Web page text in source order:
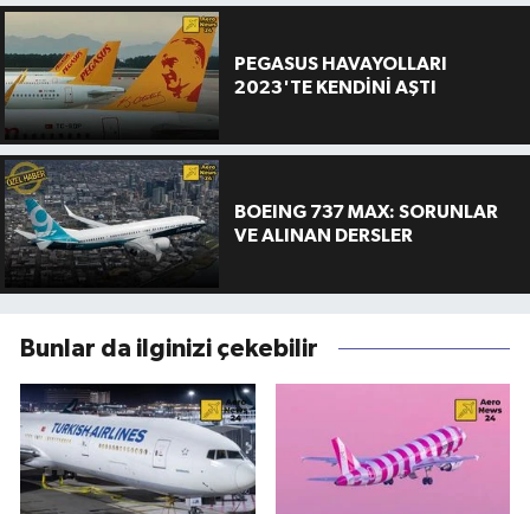
PEGASUS HAVAYOLLARI
2023'TE KENDİNİ AŞTI
BOEING 737 MAX: SORUNLAR
VE ALINAN DERSLER
Bunlar da ilginizi çekebilir